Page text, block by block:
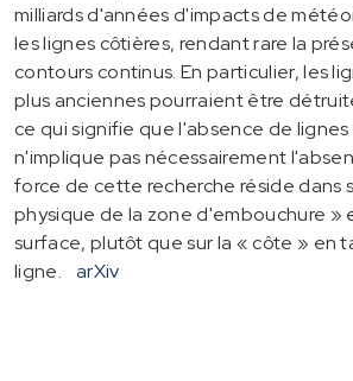
milliards d'années d'impacts de
les lignes côtières, rendant rare la
contours continus. En particulier, les
plus anciennes pourraient être
ce qui signifie que l'absence de
n'implique pas nécessairement
force de cette recherche réside dans
physique de la zone d'embouchure »
surface, plutôt que sur la « côte » en
ligne.
arXiv